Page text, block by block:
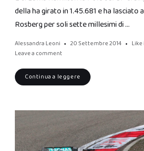
della ha girato in 1.45.681 e ha lasciato
Rosberg per soli sette millesimi di …
Alessandra Leoni 20 Settembre 2014
Leave a comment
Continua a leggere